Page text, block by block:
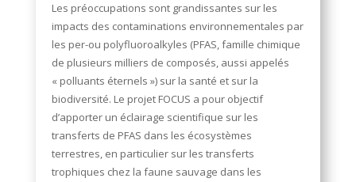
Les préoccupations sont grandissantes sur les
impacts des contaminations environnementales par
les per-ou polyfluoroalkyles (PFAS, famille chimique
de plusieurs milliers de composés, aussi appelés
« polluants éternels ») sur la santé et sur la
biodiversité. Le projet FOCUS a pour objectif
d’apporter un éclairage scientifique sur les
transferts de PFAS dans les écosystèmes
terrestres, en particulier sur les transferts
trophiques chez la faune sauvage dans les